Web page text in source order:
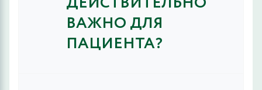
ВАЖНО ДЛЯ
ПАЦИЕНТА?